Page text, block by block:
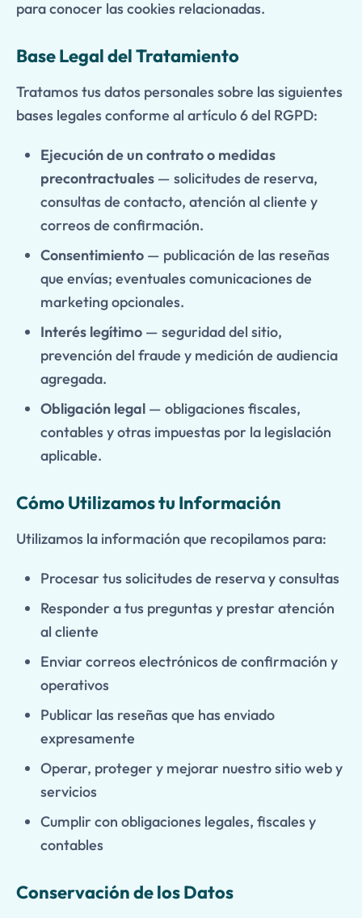
para conocer las cookies relacionadas.
Base Legal del Tratamiento
Tratamos tus datos personales sobre las siguientes
bases legales conforme al artículo 6 del RGPD:
Ejecución de un contrato o medidas
precontractuales — solicitudes de reserva,
consultas de contacto, atención al cliente y
correos de confirmación.
Consentimiento — publicación de las reseñas
que envías; eventuales comunicaciones de
marketing opcionales.
Interés legítimo — seguridad del sitio,
prevención del fraude y medición de audiencia
agregada.
Obligación legal — obligaciones fiscales,
contables y otras impuestas por la legislación
aplicable.
Cómo Utilizamos tu Información
Utilizamos la información que recopilamos para:
Procesar tus solicitudes de reserva y consultas
Responder a tus preguntas y prestar atención
al cliente
Enviar correos electrónicos de confirmación y
operativos
Publicar las reseñas que has enviado
expresamente
Operar, proteger y mejorar nuestro sitio web y
servicios
Cumplir con obligaciones legales, fiscales y
contables
Conservación de los Datos